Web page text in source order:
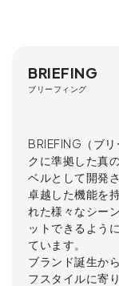
BRIEFING
ブリーフィング
BRIEFING（ブ
クに準拠した真
ベルとして開発
卓越した機能を
れた様々なシー
ットできるよう
ています。
ブランド誕生か
フスタイルに寄